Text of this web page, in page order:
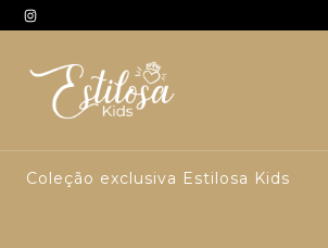
Coleção exclusiva Estilosa Kids